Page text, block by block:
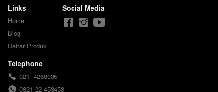
Links
Home
Blog
Daftar Produk
Social Media
Telephone
021- 4268035
0821-22-458458